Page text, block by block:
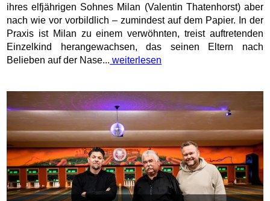
ihres elfjährigen Sohnes Milan (Valentin Thatenhorst) aber
nach wie vor vorbildlich – zumindest auf dem Papier. In der
Praxis ist Milan zu einem verwöhnten, treist auftretenden
Einzelkind herangewachsen, das seinen Eltern nach
Belieben auf der Nase... weiterlesen